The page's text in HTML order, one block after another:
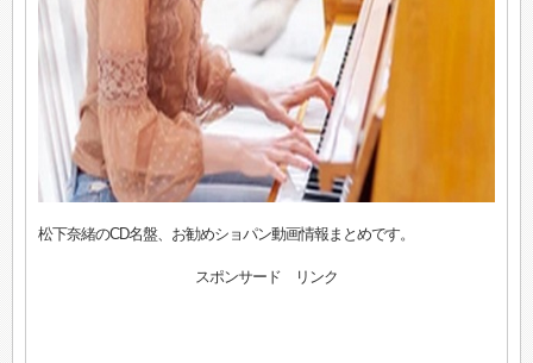
松下奈緒のCD名盤、お勧めショパン動画情報まとめです。
スポンサード リンク